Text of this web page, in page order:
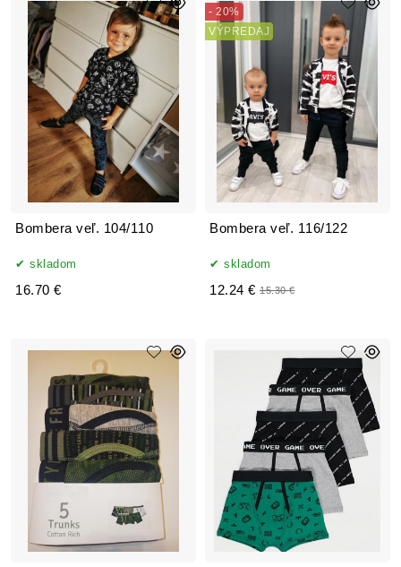
Bombera veľ. 104/110
skladom
16.70 €
Bombera veľ. 116/122
- 20%
VÝPREDAJ
skladom
12.24 € 15.30 €